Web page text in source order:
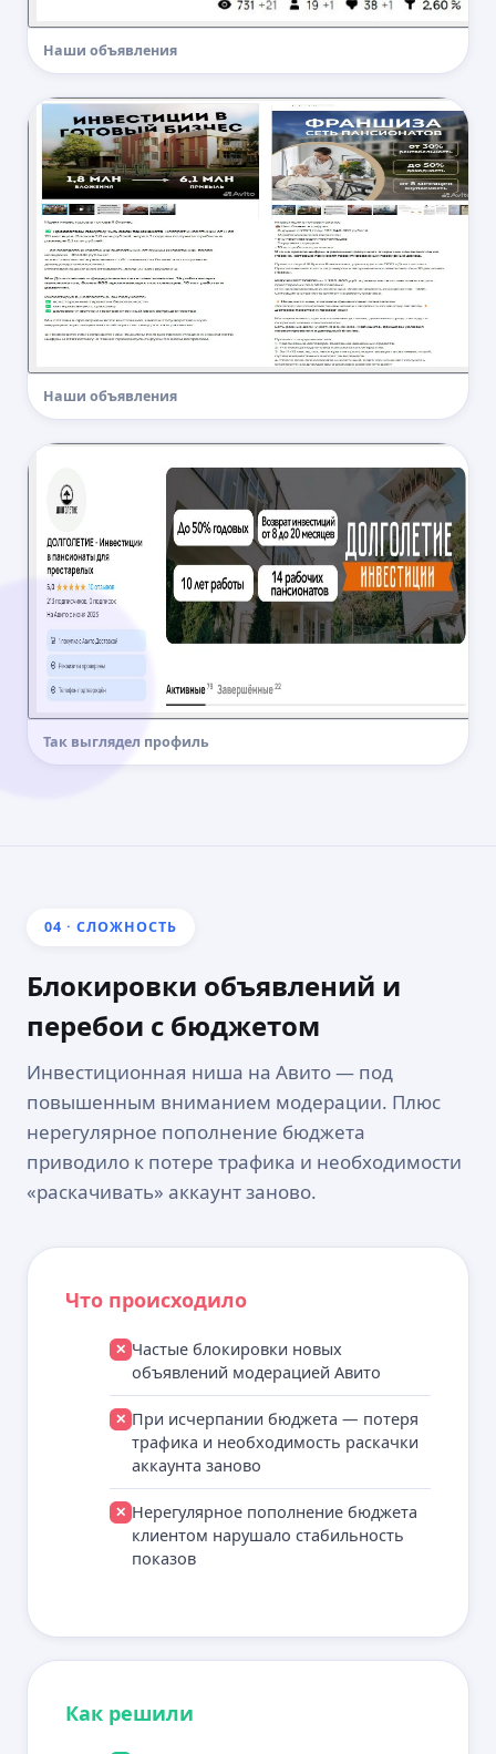
Наши объявления
Наши объявления
Так выглядел профиль
04 · СЛОЖНОСТЬ
Блокировки объявлений и
перебои с бюджетом
Инвестиционная ниша на Авито — под
повышенным вниманием модерации. Плюс
нерегулярное пополнение бюджета
приводило к потере трафика и необходимости
«раскачивать» аккаунт заново.
Что происходило
✕ Частые блокировки новых
объявлений модерацией Авито
✕ При исчерпании бюджета — потеря
трафика и необходимость раскачки
аккаунта заново
✕ Нерегулярное пополнение бюджета
клиентом нарушало стабильность
показов
Как решили